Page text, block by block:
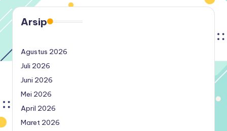
Arsip
Agustus 2026
Juli 2026
Juni 2026
Mei 2026
April 2026
Maret 2026